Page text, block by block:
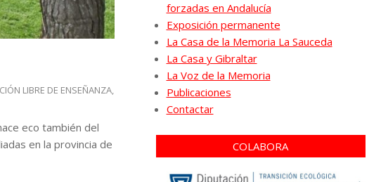
LIBRE DE ENSEÑANZA,
eco también del
en la provincia de
forzadas en Andalucía
Exposición permanente
La Casa de la Memoria La Sauceda
La Casa y Gibraltar
La Voz de la Memoria
Publicaciones
Contactar
COLABORA